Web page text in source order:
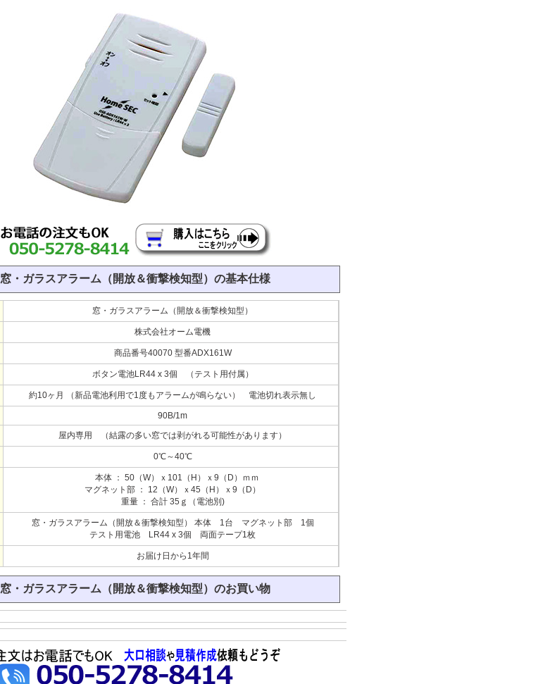
窓・ガラスアラーム（開放＆衝撃検知型）の基本仕様
窓・ガラスアラーム（開放＆衝撃検知型）
株式会社オーム電機
商品番号40070 型番ADX161W
ボタン電池LR44 x 3個 （テスト用付属）
約10ヶ月 （新品電池利用で1度もアラームが鳴らない） 電池切れ表示無し
90B/1m
屋内専用 （結露の多い窓では剥がれる可能性があります）
0℃～40℃
本体 ： 50（W）ｘ101（H）ｘ9（D）ｍｍ
マグネット部 ： 12（W）ｘ45（H）ｘ9（D）
重量 ： 合計 35ｇ（電池別)
窓・ガラスアラーム（開放＆衝撃検知型） 本体 1台 マグネット部 1個
テスト用電池 LR44 x 3個 両面テープ1枚
お届け日から1年間
窓・ガラスアラーム（開放＆衝撃検知型）のお買い物